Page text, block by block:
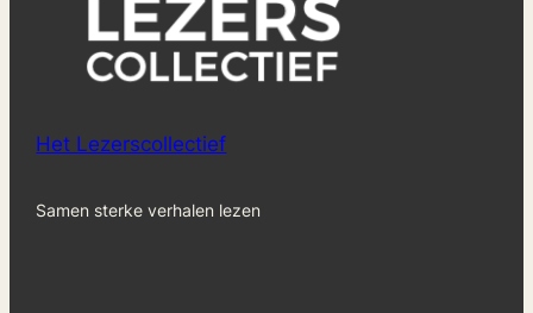
Het Lezerscollectief
Samen sterke verhalen lezen